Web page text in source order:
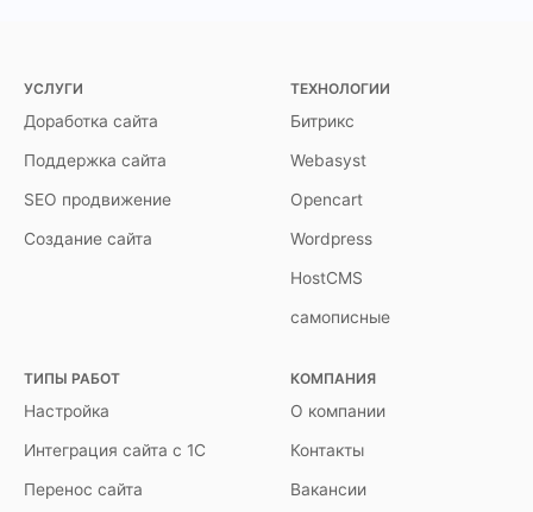
УСЛУГИ
Доработка сайта
Поддержка сайта
SEO продвижение
Создание сайта
ТЕХНОЛОГИИ
Битрикс
Webasyst
Opencart
Wordpress
HostCMS
самописные
ТИПЫ РАБОТ
Настройка
Интеграция сайта с 1С
Перенос сайта
КОМПАНИЯ
О компании
Контакты
Вакансии